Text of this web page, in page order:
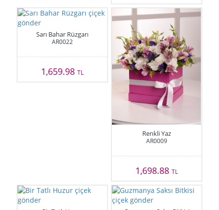
Sarı Bahar Rüzgarı
AR0022
1,659.98TL
Renkli Yaz
AR0009
1,698.88 TL